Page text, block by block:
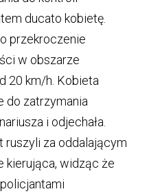
ducato kobietę.
przekroczenie
w obszarze
20 km/h. Kobieta
do zatrzymania
i odjechała.
ruszyli za oddalającym
kierująca, widząc że